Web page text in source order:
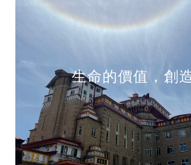
生命的價值，創